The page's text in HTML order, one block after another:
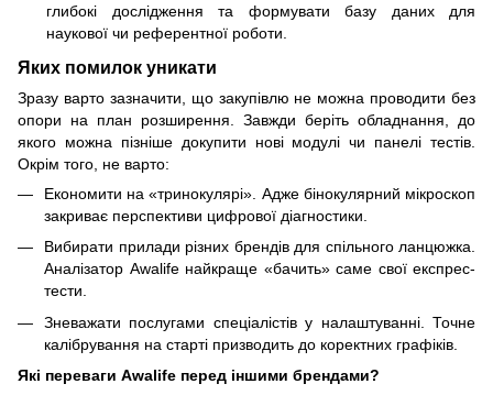
глибокі дослідження та формувати базу даних для
наукової чи референтної роботи.
Яких помилок уникати
Зразу варто зазначити, що закупівлю не можна проводити без
опори на план розширення. Завжди беріть обладнання, до
якого можна пізніше докупити нові модулі чи панелі тестів.
Окрім того, не варто:
Економити на «тринокулярі». Адже бінокулярний мікроскоп
закриває перспективи цифрової діагностики.
Вибирати прилади різних брендів для спільного ланцюжка.
Аналізатор Awalife найкраще «бачить» саме свої експрес-
тести.
Зневажати послугами спеціалістів у налаштуванні. Точне
калібрування на старті призводить до коректних графіків.
Які переваги Awalife перед іншими брендами?